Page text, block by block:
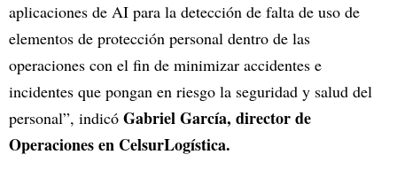
aplicaciones de AI para la detección de falta de uso de
elementos de protección personal dentro de las
operaciones con el fin de minimizar accidentes e
incidentes que pongan en riesgo la seguridad y salud del
personal”, indicó Gabriel García, director de
Operaciones en CelsurLogística.